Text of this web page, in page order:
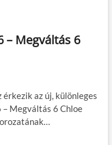
– Megváltás 6
az új, különleges
– Megváltás 6 Chloe